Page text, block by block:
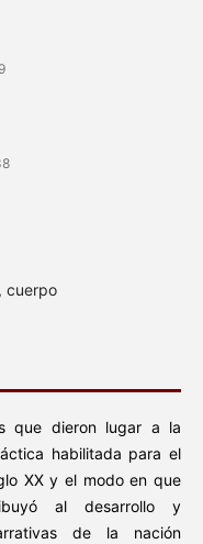
cuerpo
que dieron lugar a la
habilitada para el
XX y el modo en que
al desarrollo y
de la nación